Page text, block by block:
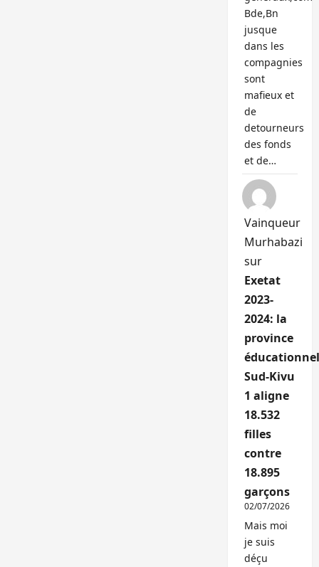
Bde,Bn
jusque
dans les
compagnies
sont
mafieux et
de
detourneurs
des fonds
et de…
Vainqueur
Murhabazi
sur
Exetat
2023-
2024: la
province
Sud-Kivu
1 aligne
18.532
filles
contre
18.895
garçons
02/07/2026
Mais moi
je suis
déçu